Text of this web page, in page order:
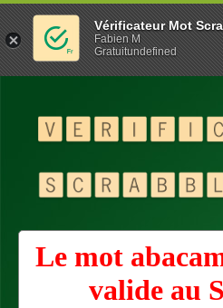
Le mot
valide au
Vérificateur Mot
Fabien M
Gratuitundefined